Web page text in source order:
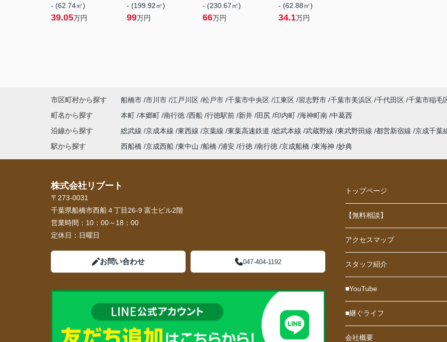
- (62.74㎡)
39.05万円
- (199.92㎡)
99万円
- (230.67㎡)
66万円
- (62.88㎡)
34.1万円
市区町村から探す 船橋市 市川市 江戸川区 松戸市 千葉市中央区 江東区 習志野市 千葉市美浜区 千代田区 千葉市稲毛
町名から探す
本町 本郷町 南行徳 西船 行徳駅前 新井 田尻 印内町 海神町南 中葛西
沿線から探す
総武線 京成本線 東西線 京葉線 東葉高速鉄道 総武本線 武蔵野線 東武野田線 都営新宿線 京成千葉
駅から探す
西船橋 京成西船 東中山 船橋 浦安 行徳 南行徳 京成船橋 東海神 妙典
株式会社リブート
〒273-0031
千葉県船橋市西船４丁目26-9 富士ビル2階
営業時間： 10：00～18：00
定休日： 日曜日
お問い合わせ 047-404-1192
トップページ
【無料相談】
アクセスマップ
スタッフ紹介
■YouTube
■継ぐライフ
会社概要